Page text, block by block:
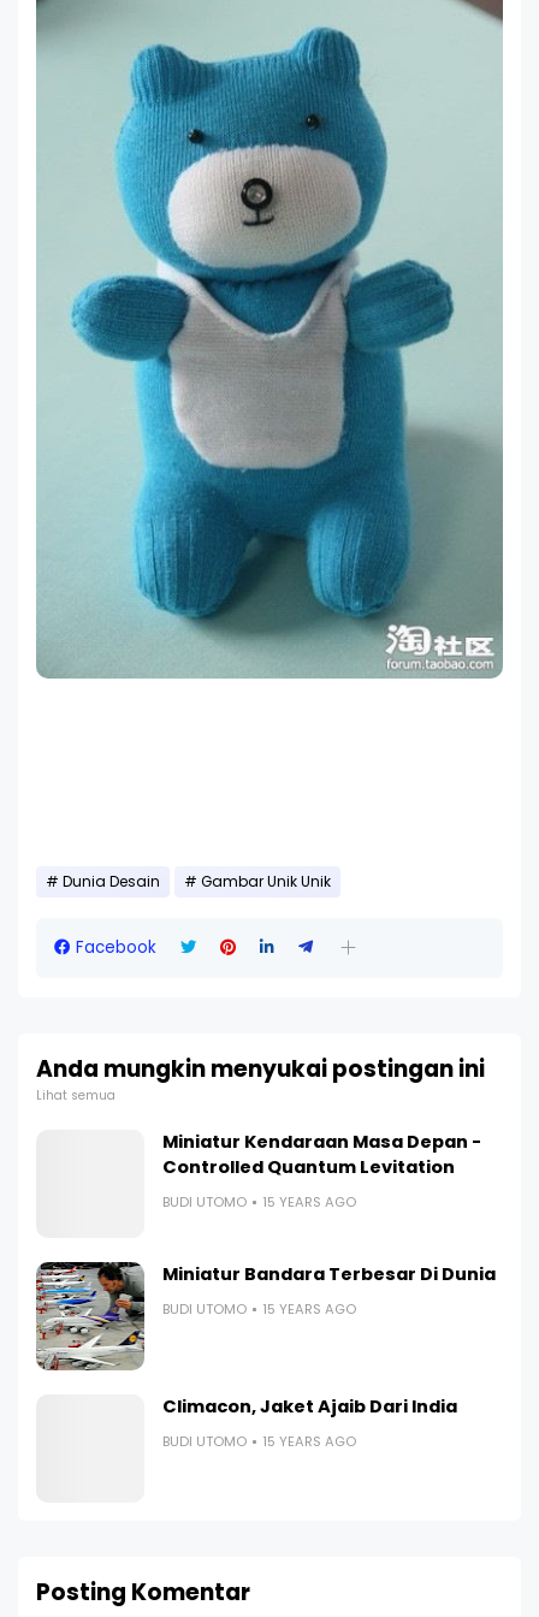
Dunia Desain Gambar Unik Unik
Facebook
Anda mungkin menyukai postingan ini
Lihat semua
Miniatur Kendaraan Masa Depan -
Controlled Quantum Levitation
BUDI UTOMO 15 YEARS AGO
Miniatur Bandara Terbesar Di Dunia
BUDI UTOMO 15 YEARS AGO
Climacon, Jaket Ajaib Dari India
BUDI UTOMO 15 YEARS AGO
Posting Komentar